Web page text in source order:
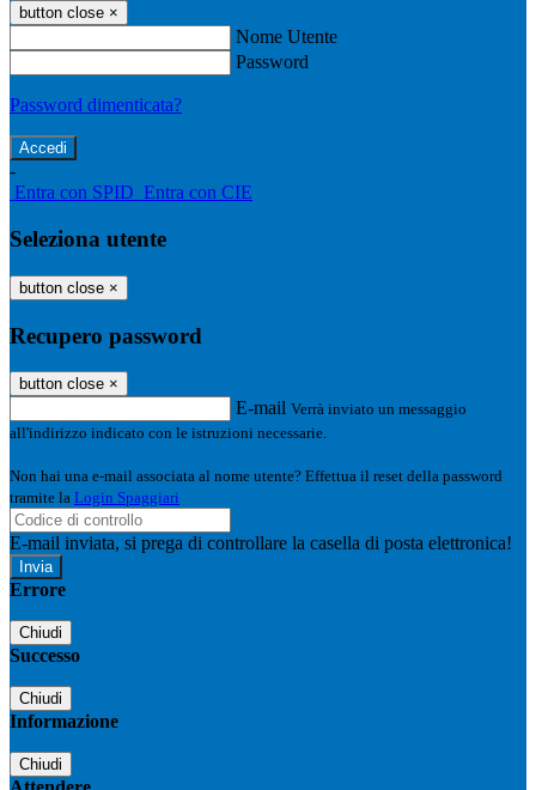
button close ×
Nome Utente
Password
Password dimenticata?
-
Entra con SPID Entra con CIE
Seleziona utente
button close ×
Recupero password
button close ×
E-mail Verrà inviato un messaggio
all'indirizzo indicato con le istruzioni necessarie.
Non hai una e-mail associata al nome utente? Effettua il reset della password
tramite la Login Spaggiari
E-mail inviata, si prega di controllare la casella di posta elettronica!
Errore
Chiudi
Successo
Chiudi
Informazione
Chiudi